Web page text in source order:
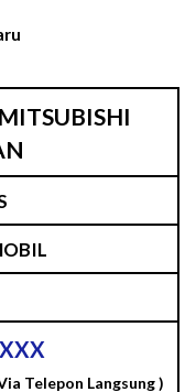
Telepon Langsung )